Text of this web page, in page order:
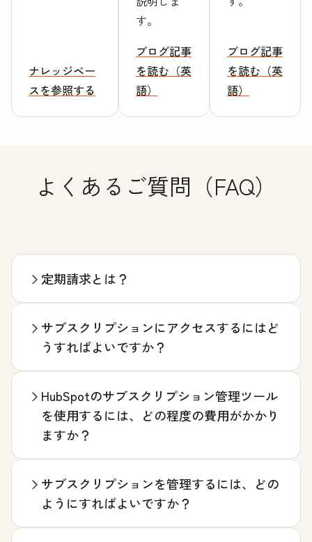
ナレッジベー
スを参照する
す。
ブログ記事
を読む（英
語）
ブログ記事
を読む（英
語）
よくあるご質問（FAQ）
定期請求とは？
サブスクリプションにアクセスするにはど
うすればよいですか？
HubSpotのサブスクリプション管理ツール
を使用するには、どの程度の費用がかかり
ますか？
サブスクリプションを管理するには、どの
ようにすればよいですか？